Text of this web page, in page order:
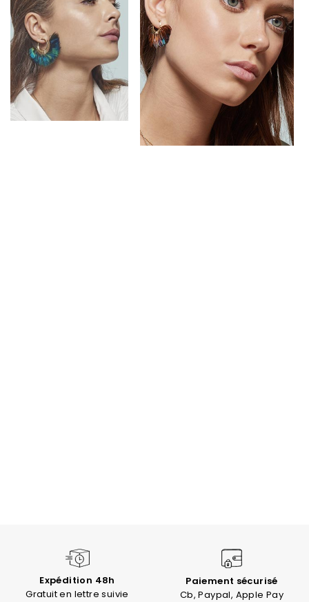
Expédition 48h
Gratuit en lettre suivie
Paiement sécurisé
Cb, Paypal, Apple Pay